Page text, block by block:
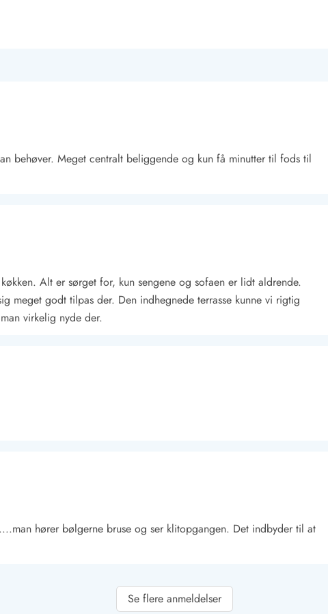
behøver. Meget centralt beliggende og kun få minutter til fods til
Alt er sørget for, kun sengene og sofaen er lidt aldrende.
godt tilpas der. Den indhegnede terrasse kunne vi rigtig
virkelig nyde der.
hører bølgerne bruse og ser klitopgangen. Det indbyder til at
Se flere anmeldelser